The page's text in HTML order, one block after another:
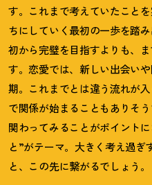
す。これまで考えていたこと
ちにしていく最初の一歩を踏
初から完璧を目指すよりも、
す。恋愛では、新しい出会い
期。これまでとは違う流れが
で関係が始まることもありそ
関わってみることがポイント
と”がテーマ。大きく考え過ぎ
と、この先に繋がるでしょう。